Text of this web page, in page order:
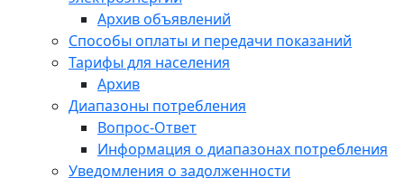
Архив объявлений
Способы оплаты и передачи показаний
Тарифы для населения
Архив
Диапазоны потребления
Вопрос-Ответ
Информация о диапазонах потребления
Уведомления о задолженности